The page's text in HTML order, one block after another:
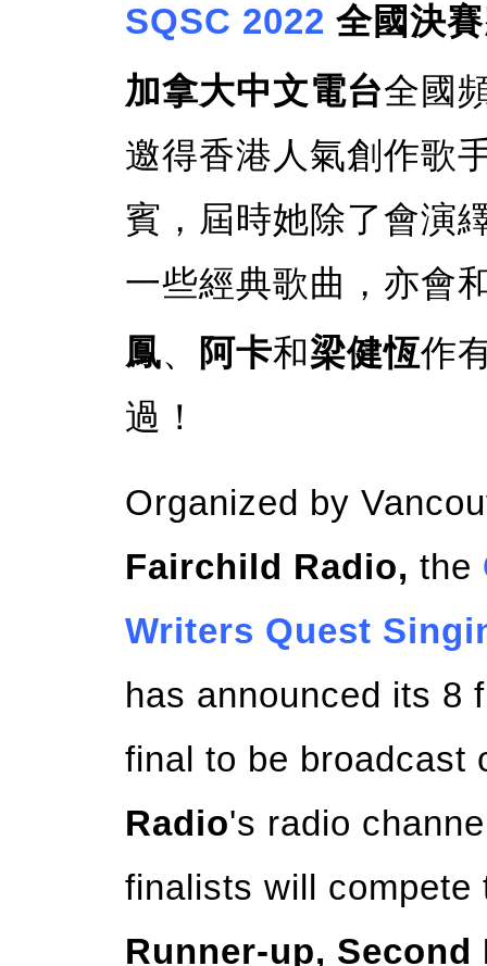
SQSC 2022 全國決賽
加拿大中文電台全國
邀得香港人氣創作歌
賓，屆時她除了會演
一些經典歌曲，亦會
鳳、 阿卡和梁健恆作
過！
Organized by
Fairchild Radio, the
Writers Quest
has announced its 8
final to be broadcast
Radio's radio
finalists will
Runner-up, Second